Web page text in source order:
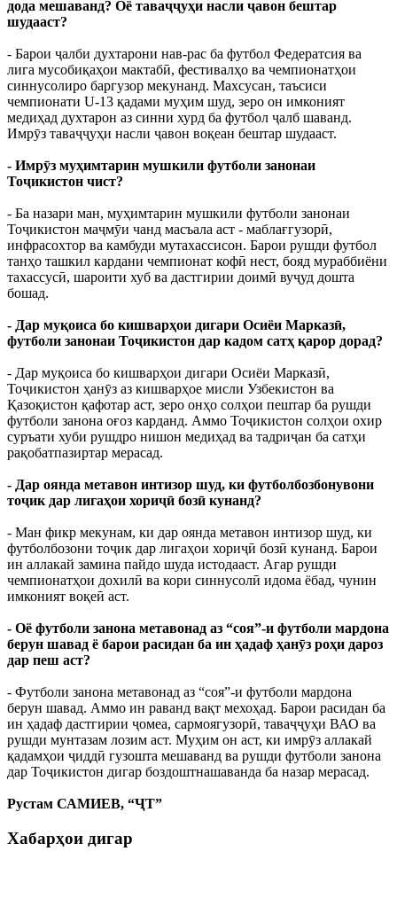
дода мешаванд? Оё таваҷҷуҳи насли ҷавон бештар
шудааст?
- Барои ҷалби духтарони нав-рас ба футбол Федератсия ва
лига мусобиқаҳои мактабӣ, фестивалҳо ва чемпионатҳои
синнусолиро баргузор мекунанд. Махсусан, таъсиси
чемпионати U-13 қадами муҳим шуд, зеро он имконият
медиҳад духтарон аз синни хурд ба футбол ҷалб шаванд.
Имрӯз таваҷҷуҳи насли ҷавон воқеан бештар шудааст.
- Имрӯз муҳимтарин мушкили футболи занонаи
Тоҷикистон чист?
- Ба назари ман, муҳимтарин мушкили футболи занонаи
Тоҷикистон маҷмӯи чанд масъала аст - маблағгузорӣ,
инфрасохтор ва камбуди мутахассисон. Барои рушди футбол
танҳо ташкил кардани чемпионат кофӣ нест, бояд мураббиёни
тахассусӣ, шароити хуб ва дастгирии доимӣ вуҷуд дошта
бошад.
- Дар муқоиса бо кишварҳои дигари Осиёи Марказӣ,
футболи занонаи Тоҷикистон дар кадом сатҳ қарор дорад?
- Дар муқоиса бо кишварҳои дигари Осиёи Марказӣ,
Тоҷикистон ҳанӯз аз кишварҳое мисли Узбекистон ва
Қазоқистон қафотар аст, зеро онҳо солҳои пештар ба рушди
футболи занона оғоз карданд. Аммо Тоҷикистон солҳои охир
суръати хуби рушдро нишон медиҳад ва тадриҷан ба сатҳи
рақобатпазиртар мерасад.
- Дар оянда метавон интизор шуд, ки футболбозбонувони
тоҷик дар лигаҳои хориҷӣ бозӣ кунанд?
- Ман фикр мекунам, ки дар оянда метавон интизор шуд, ки
футболбозони тоҷик дар лигаҳои хориҷӣ бозӣ кунанд. Барои
ин аллакай замина пайдо шуда истодааст. Агар рушди
чемпионатҳои дохилӣ ва кори синнусолӣ идома ёбад, чунин
имконият воқеӣ аст.
- Оё футболи занона метавонад аз “соя”-и футболи мардона
берун шавад ё барои расидан ба ин ҳадаф ҳанӯз роҳи дароз
дар пеш аст?
- Футболи занона метавонад аз “соя”-и футболи мардона
берун шавад. Аммо ин раванд вақт мехоҳад. Барои расидан ба
ин ҳадаф дастгирии ҷомеа, сармоягузорӣ, таваҷҷуҳи ВАО ва
рушди мунтазам лозим аст. Муҳим он аст, ки имрӯз аллакай
қадамҳои ҷиддӣ гузошта мешаванд ва рушди футболи занона
дар Тоҷикистон дигар боздоштнашаванда ба назар мерасад.
Рустам САМИЕВ, “ҶТ”
Хабарҳои дигар